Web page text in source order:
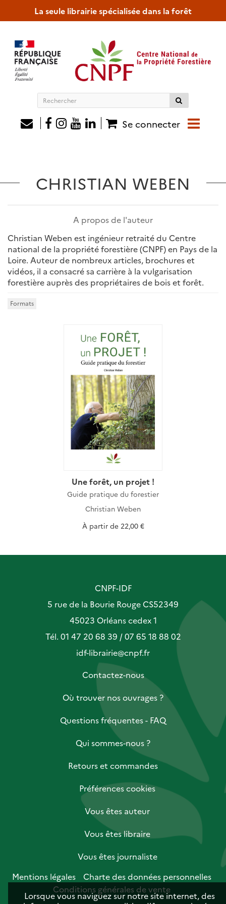
Lorsque vous naviguez sur notre site internet, des
La seule librairie spécialisée dans la forêt
Rechercher
siteSe connecter
CHRISTIAN WEBEN
A propos de l'auteur
Christian Weben est ingénieur retraité du Centre
national de la propriété forestière (CNPF) en Pays de la
Loire. Auteur de nombreux articles, brochures et
vidéos, il a consacré sa carrière à la vulgarisation
forestière auprès des propriétaires de bois et forêt.
Formats
Une forêt, un projet !
Guide pratique du forestier
Christian Weben
À partir de 22,00 €
CNPF-IDF
5 rue de la Bourie Rouge CS52349
45023 Orléans cedex 1
Tél. 01 47 20 68 39 / 07 65 18 88 02
idf-librairie@cnpf.fr
Contactez-nous
Où trouver nos ouvrages ?
Questions fréquentes - FAQ
Qui sommes-nous ?
Retours et commandes
Préférences cookies
Vous êtes auteur
Vous êtes libraire
Vous êtes journaliste
Mentions légales
Charte des données personnelles
Conditions générales de vente